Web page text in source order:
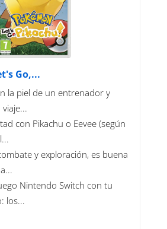
Go,...
la piel de un entrenador y
con Pikachu o Eevee (según
y exploración, es buena
Nintendo Switch con tu
los...